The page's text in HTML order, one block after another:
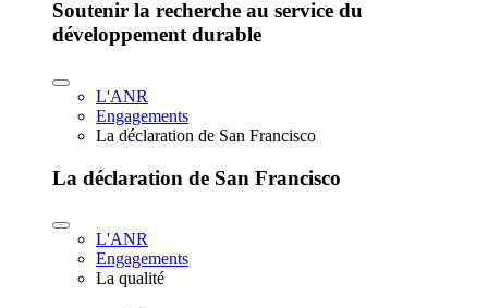
Soutenir la recherche au service du
développement durable
L'ANR
Engagements
La déclaration de San Francisco
La déclaration de San Francisco
L'ANR
Engagements
La qualité